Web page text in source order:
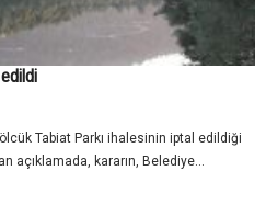
Tabiat Parkı ihalesinin iptal edildiği
açıklamada, kararın, Belediye...